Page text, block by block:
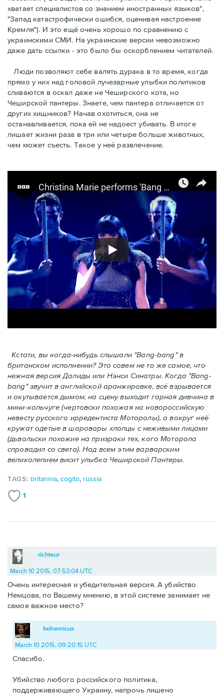
хватает специалистов со знанием иностранных языков",
"Запад катастрофически ошибся, оценивая настроение
Кремля"). И это ещё очень хорошо по сравнению с
украинскими СМИ. На украинские версии невозможно
даже дать ссылки - это было бы оскорблением читателей.
Люди позволяют себе валять дурака в то время, когда
прямо у них над головой лучезарные улыбки политиков
сливаются в оскал даже не Чеширского кота, но
Чеширской пантеры. Знаете, чем пантера отличаетcя от
других хищников? Начав охотиться, она не
останавливается, пока ей не надоест убивать. В итоге
лишает жизни раза в три или четыре больше животных,
чем может съесть. Такое у неё развлечение.
Кстати, вы когда-нибудь слышали "Bang-bang" в
британском исполнении? Это совем не то же самое, что
нежная версия Далиды или Нэнси Синатры. Когда "Bang-
bang" звучит в английской аранжировке, всё взрывается
и окутывается дымом, на сцену выходит гарная дивчина в
мини-кольчуге (чертовски похожая на новороссийскую
невесту русского ирредентиста Моторолы), а вокруг неё
кружат одетые в шаровары хлопцы с неживыми лицами
(дьвольски похожие на призраки тех, кого Моторола
спровадил со света). Hад всем этим варварским
великолепием висит улыбка Чеширской Пантеры.
TAGS: britannia,cogito, russia
1
richteur
March 10 2015, 07:53:04 UTC
Очень интересная и убедительная версия. А убийство
Немцова, по Вашему мнению, в этой системе занимает не
самое важное место?
bohemicus
March 10 2015, 09:20:15 UTC
Спасибо.
Убийство любого российского политика,
поддерживающего Украину, напрочь лишено